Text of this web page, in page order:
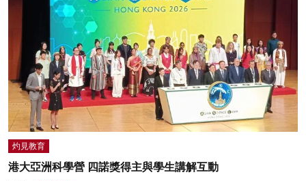
灼見教育
港大亞洲科學營 四諾獎得主與學生講解互動